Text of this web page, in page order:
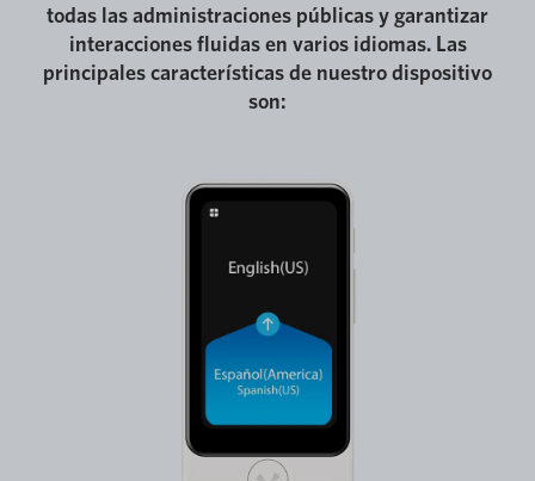
todas las administraciones públicas y garantizar
interacciones fluidas en varios idiomas. Las
principales características de nuestro dispositivo
son: